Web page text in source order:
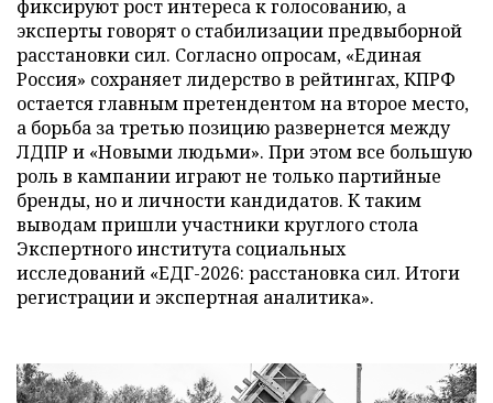
фиксируют рост интереса к голосованию, а
эксперты говорят о стабилизации предвыборной
расстановки сил. Согласно опросам, «Единая
Россия» сохраняет лидерство в рейтингах, КПРФ
остается главным претендентом на второе место,
а борьба за третью позицию развернется между
ЛДПР и «Новыми людьми». При этом все большую
роль в кампании играют не только партийные
бренды, но и личности кандидатов. К таким
выводам пришли участники круглого стола
Экспертного института социальных
исследований «ЕДГ-2026: расстановка сил. Итоги
регистрации и экспертная аналитика».